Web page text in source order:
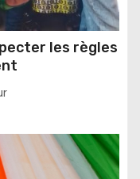
les règles